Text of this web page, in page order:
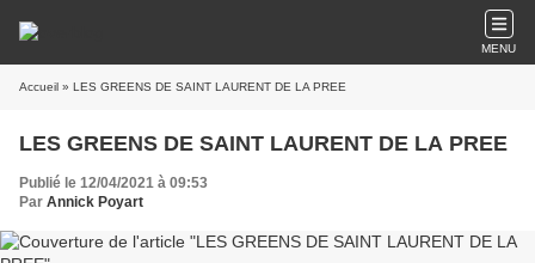
MENU
Accueil » LES GREENS DE SAINT LAURENT DE LA PREE
LES GREENS DE SAINT LAURENT DE LA PREE
Publié le 12/04/2021 à 09:53
Par Annick Poyart